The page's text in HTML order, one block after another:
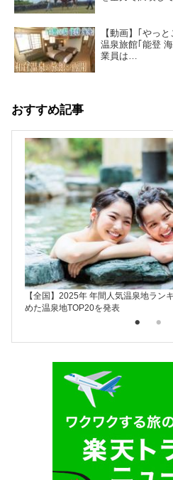
【動画】｢やっ
温泉旅館｢能登
業員は…
おすすめ記事
【全国】2025年 年間人気温泉地ラン
めた温泉地TOP20を発表